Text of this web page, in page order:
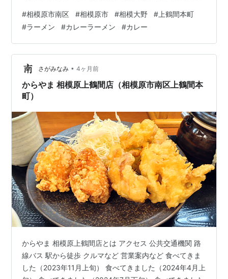
号線が交わる「谷口陸橋」近くで営業している、ガレー
ジのような雰囲気の美味しいお店です。 「かるあ」は、
幹線道路や相模大野駅からかなり近いにも関わらず、一
本入ったところにあるためか、駅前とは全然違う、落ち
着いた雰囲気の場所にあります。 アクセス 公共交通機関
…
#相模原市南区 #相模原市 #相模大野 # 上鶴間本町
#ラーメン #カレーラーメン #カレー
さがみなみ • 4ヶ月前
からやま 相模原上鶴間店（相模原市南区上鶴間本
町）
からやま 相模原上鶴間店とは アクセス 公共交通機関 路
線バス 駅から徒歩 クルマなど 営業案内など 食べてきま
した（2023年11月上旬） 食べてきました（2024年4月上